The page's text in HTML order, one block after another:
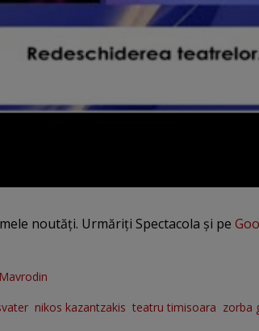
noutăți. Urmăriți Spectacola și pe
nikos kazantzakis teatru timisoara zorba